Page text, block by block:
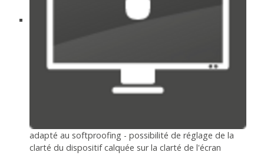
adapté au softproofing - possibilité de réglage de la
clarté du dispositif calquée sur la clarté de l'écran